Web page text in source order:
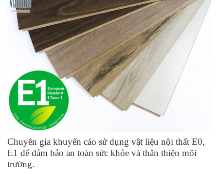
Chuyên gia khuyến cáo sử dụng vật liệu nội thất E0,
E1 để đảm bảo an toàn sức khỏe và thân thiện môi
trường.